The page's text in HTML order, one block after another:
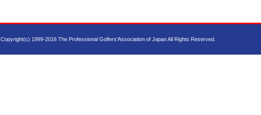
Copyright(c) 1999-2016 The Professional Golfers'Association of Japan All Rights Reserved.